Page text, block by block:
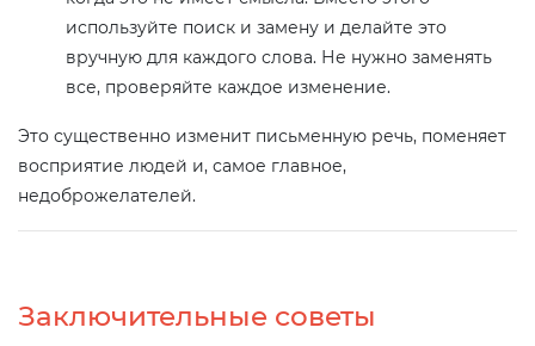
используйте поиск и замену и делайте это
вручную для каждого слова. Не нужно заменять
все, проверяйте каждое изменение.
Это существенно изменит письменную речь, поменяет
восприятие людей и, самое главное,
недоброжелателей.
Заключительные советы